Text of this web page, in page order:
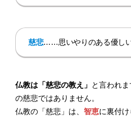
慈悲……思いやりのある優しい
仏教は「慈悲の教え」 と言われ
の慈悲ではありません。
仏教の「慈悲」は、 智恵に裏付け